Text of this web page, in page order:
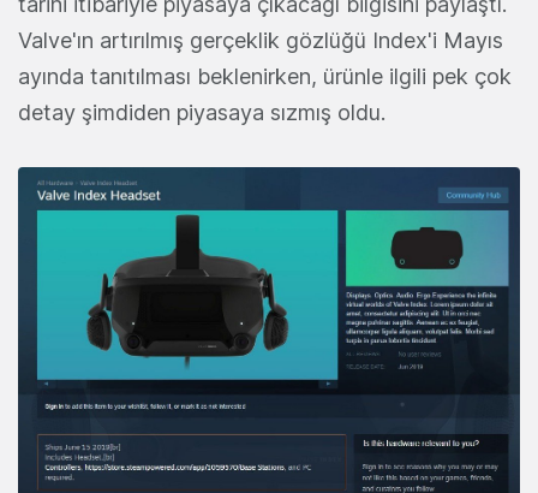
Valve'ın artırılmış gerçeklik gözlüğü Index'i Mayıs
ayında tanıtılması beklenirken, ürünle ilgili pek çok
detay şimdiden piyasaya sızmış oldu.